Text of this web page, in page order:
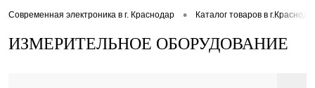
Современная электроника в г. Краснодар • Каталог товаров в
ИЗМЕРИТЕЛЬНОЕ ОБОРУДОВАНИЕ